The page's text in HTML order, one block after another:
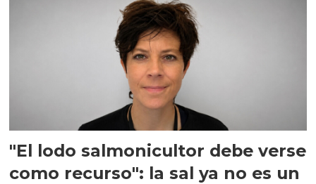
"El lodo salmonicultor debe verse
como recurso": la sal ya no es un